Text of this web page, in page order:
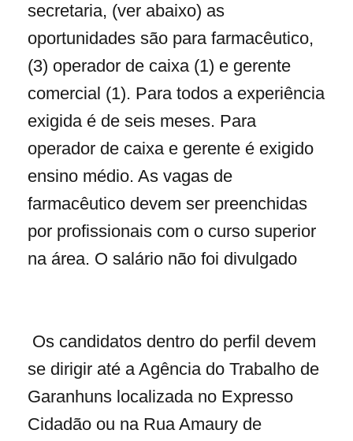
secretaria, (ver abaixo) as
oportunidades são para farmacêutico,
(3) operador de caixa (1) e gerente
comercial (1). Para todos a experiência
exigida é de seis meses. Para
operador de caixa e gerente é exigido
ensino médio. As vagas de
farmacêutico devem ser preenchidas
por profissionais com o curso superior
na área. O salário não foi divulgado
Os candidatos dentro do perfil devem
se dirigir até a Agência do Trabalho de
Garanhuns localizada no Expresso
Cidadão ou na Rua Amaury de